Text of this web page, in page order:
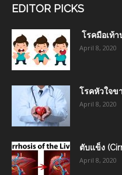
EDITOR PICKS
โรคมือเท้า
April 8, 2020
โรคหัวใจข
April 8, 2020
ตับแข็ง
April 8, 2020